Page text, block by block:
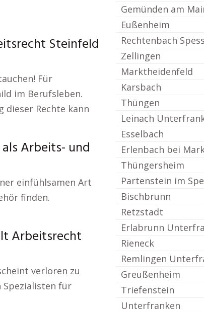
Steinfeld
Für
im Berufsleben.
dieser Rechte kann
Arbeits- und
einfühlsamen Art
finden.
Arbeitsrecht
verloren zu
Spezialisten für
Gemünden am
Eußenheim
Rechtenbach
Zellingen
Marktheidenfeld
Karsbach
Thüngen
Leinach
Esselbach
Erlenbach bei
Thüngersheim
Partenstein im
Bischbrunn
Retzstadt
Erlabrunn
Rieneck
Remlingen
Greußenheim
Triefenstein
Unterfranken